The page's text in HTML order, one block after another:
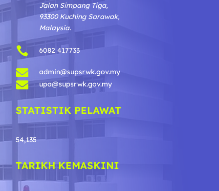
Jalan Simpang Tiga,
93300 Kuching Sarawak,
Malaysia.
 6082 417733
 admin@supsrwk.gov.my
 upa@supsrwk.gov.my
STATISTIK PELAWAT
54,135
TARIKH KEMASKINI